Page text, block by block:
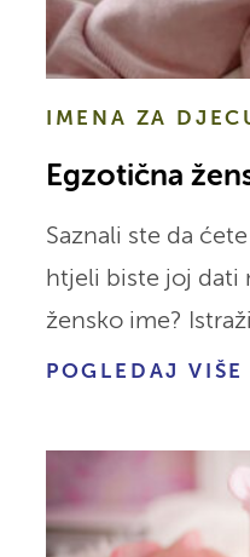
IMENA ZA
Egzotična
Saznali ste da
htjeli biste joj dati
žensko ime?
POGLEDAJ VIŠE